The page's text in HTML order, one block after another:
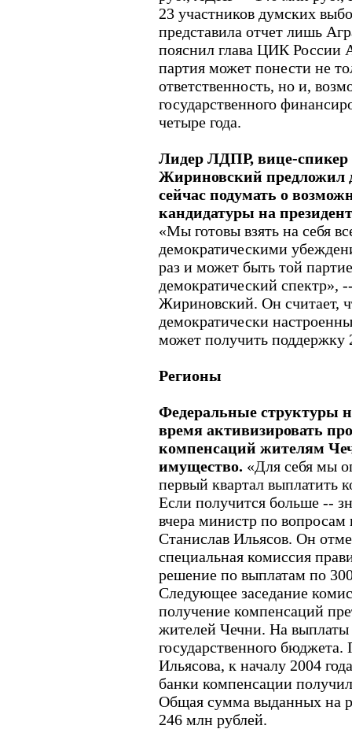
23 участников думских
представила отчет лишь
пояснил глава ЦИК России
партия может понести не
ответственность, но и,
государственного
четыре года.
Лидер ЛДПР, вице-
Жириновский предложил
сейчас подумать о
кандидатуры на
«Мы готовы взять на себя
демократическими
раз и может быть той
демократический спектр»,
Жириновский. Он считает,
демократически
может получить поддержку
Регионы
Федеральные структуры
время активизировать
компенсаций жителям
имущество. «Для себя мы
первый квартал выплатить
Если получится больше --
вчера министр по вопросам
Станислав Ильясов. Он
специальная комиссия
решение по выплатам по
Следующее заседание
получение компенсаций
жителей Чечни. На выплаты
государственного
Ильясова, к началу 2004
банки компенсации
Общая сумма выданных на
246 млн рублей.